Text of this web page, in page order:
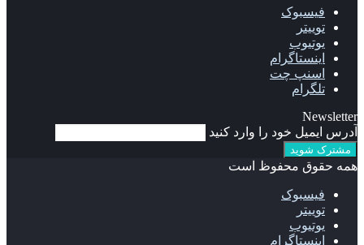
فیسبوک
توییتر
یوتیوب
اینستاگرام
اسنپ چت
تلگرام
Newsletter
آدرس ایمیل خود را وارد کنید
همه حقوق محفوظ است
فیسبوک
توییتر
یوتیوب
اینستاگرام